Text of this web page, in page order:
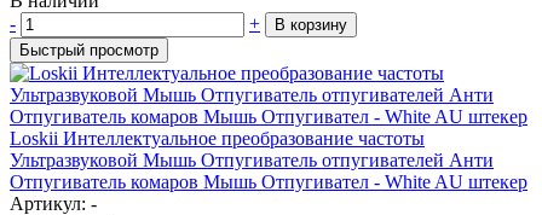
-
+
В корзину
Быстрый просмотр
Loskii Интеллектуальное преобразование частоты
Ультразвуковой Мышь Отпугиватель отпугивателей Анти
Отпугиватель комаров Мышь Отпугивател - White AU штекер
Артикул: -